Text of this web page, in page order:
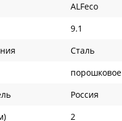
ALFeco
9.1
Сталь
порошковое
Россия
2